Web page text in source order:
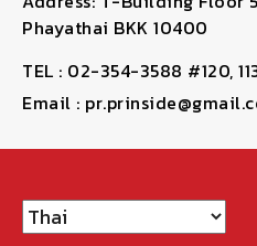
Phayathai BKK 10400
TEL : 02-354-3588 #120,
Email :